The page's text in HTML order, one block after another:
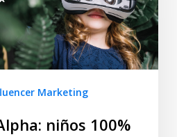
Marketing
niños 100%